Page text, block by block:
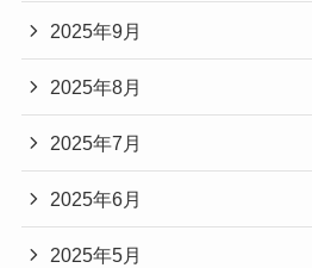
2025年9月
2025年8月
2025年7月
2025年6月
2025年5月